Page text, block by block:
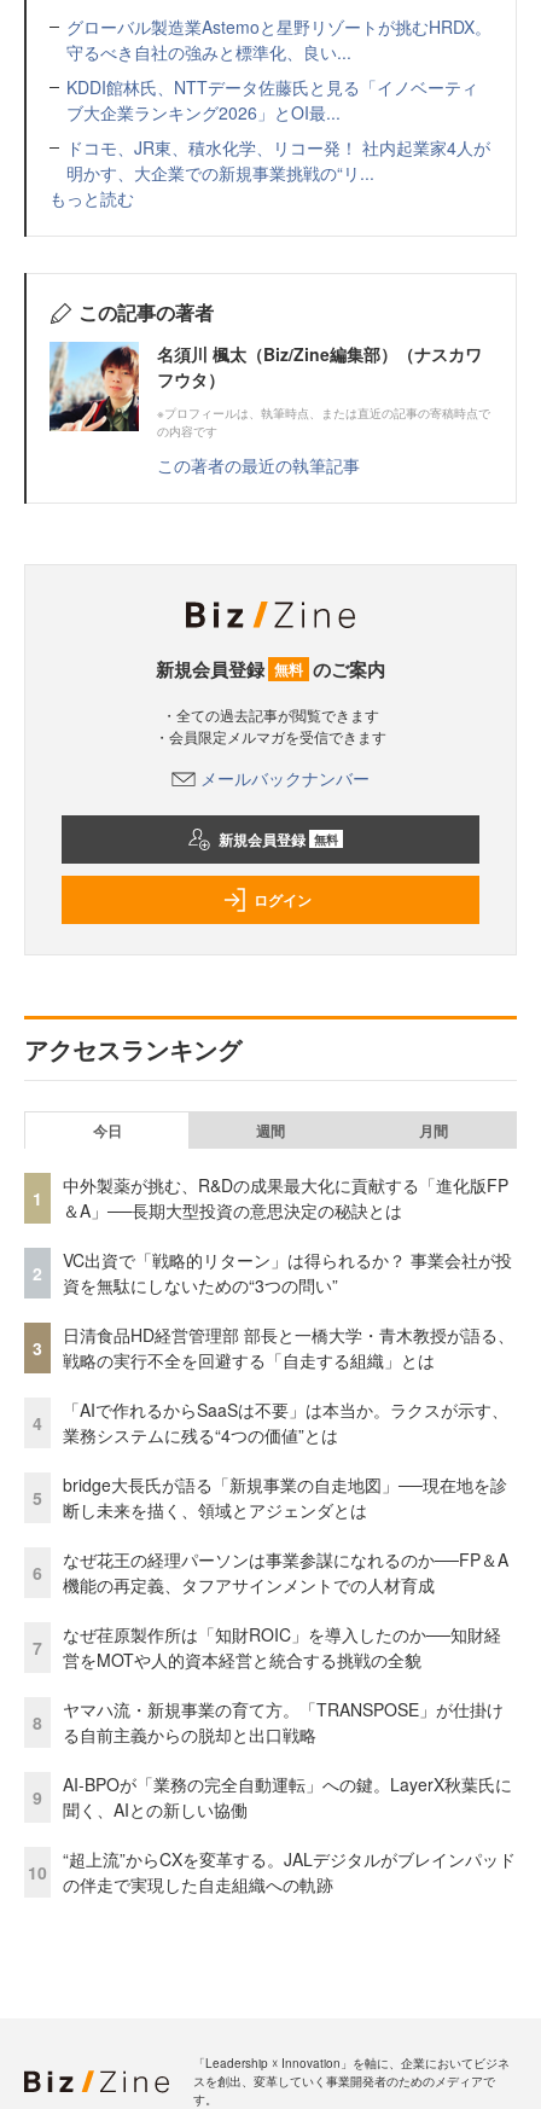
グローバル製造業Astemoと星野リゾートが挑むHRDX。
守るべき自社の強みと標準化、良い...
KDDI館林氏、NTTデータ佐藤氏と見る「イノベーティ
ブ大企業ランキング2026」とOI最...
ドコモ、JR東、積水化学、リコー発！ 社内起業家4人が
明かす、大企業での新規事業挑戦の“リ...
もっと読む
この記事の著者
名須川 楓太（Biz/Zine編集部）（ナスカワ
フウタ）
※プロフィールは、執筆時点、または直近の記事の寄稿時点で
の内容です
この著者の最近の執筆記事
新規会員登録 無料 のご案内
・全ての過去記事が閲覧できます
・会員限定メルマガを受信できます
メールバックナンバー
新規会員登録 無料
ログイン
アクセスランキング
今日 週間 月間
1
中外製薬が挑む、R&Dの成果最大化に貢献する「進化版FP
＆A」──長期大型投資の意思決定の秘訣とは
2
VC出資で「戦略的リターン」は得られるか？ 事業会社が投
資を無駄にしないための“3つの問い”
3
日清食品HD経営管理部 部長と一橋大学・青木教授が語る、
戦略の実行不全を回避する「自走する組織」とは
4
「AIで作れるからSaaSは不要」は本当か。ラクスが示す、
業務システムに残る“4つの価値”とは
5
bridge大長氏が語る「新規事業の自走地図」──現在地を診
断し未来を描く、領域とアジェンダとは
6
なぜ花王の経理パーソンは事業参謀になれるのか──FP＆A
機能の再定義、タフアサインメントでの人材育成
7
なぜ荏原製作所は「知財ROIC」を導入したのか──知財経
営をMOTや人的資本経営と統合する挑戦の全貌
8
ヤマハ流・新規事業の育て方。「TRANSPOSE」が仕掛け
る自前主義からの脱却と出口戦略
9
AI-BPOが「業務の完全自動運転」への鍵。LayerX秋葉氏に
聞く、AIとの新しい協働
10
“超上流”からCXを変革する。JALデジタルがブレインパッド
の伴走で実現した自走組織への軌跡
「Leadership ☓ Innovation」を軸に、企業においてビジネ
スを創出、変革していく事業開発者のためのメディアで
す。